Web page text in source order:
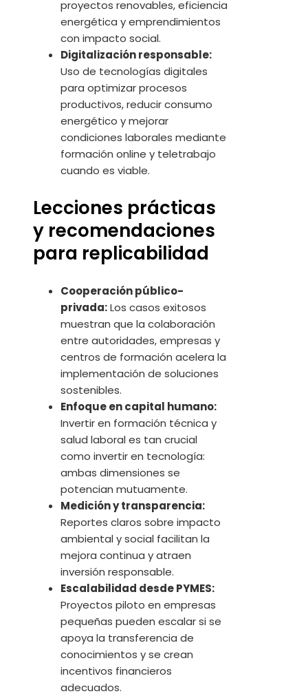
proyectos renovables, eficiencia
energética y emprendimientos
con impacto social.
Digitalización responsable:
Uso de tecnologías digitales
para optimizar procesos
productivos, reducir consumo
energético y mejorar
condiciones laborales mediante
formación online y teletrabajo
cuando es viable.
Lecciones prácticas
y recomendaciones
para replicabilidad
Cooperación público-
privada:Los casos exitosos
muestran que la colaboración
entre autoridades, empresas y
centros de formación acelera la
implementación de soluciones
sostenibles.
Enfoque en capital humano:
Invertir en formación técnica y
salud laboral es tan crucial
como invertir en tecnología:
ambas dimensiones se
potencian mutuamente.
Medición y transparencia:
Reportes claros sobre impacto
ambiental y social facilitan la
mejora continua y atraen
inversión responsable.
Escalabilidad desde PYMES:
Proyectos piloto en empresas
pequeñas pueden escalar si se
apoya la transferencia de
conocimientos y se crean
incentivos financieros
adecuados.